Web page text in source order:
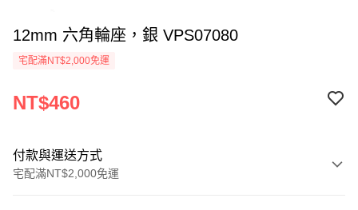
12mm 六角輪座，銀 VPS07080
宅配滿NT$2,000免運
NT$460
付款與運送方式
宅配滿NT$2,000免運